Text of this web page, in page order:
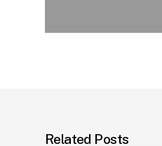
Related Posts